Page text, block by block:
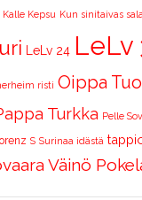
Kalle Kepsu Kun sinitaivas
LeLv 24 LeLv
risti Oippa
Turkka Pelle
S Surinaa idästä
Väinö